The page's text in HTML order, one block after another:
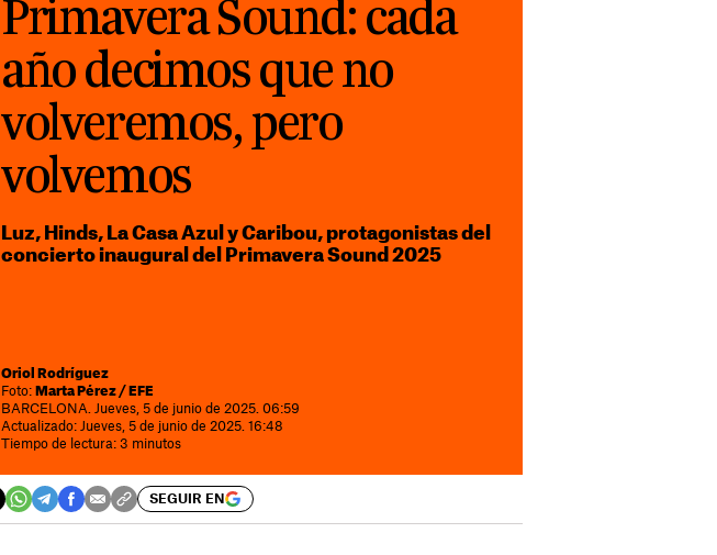
Primavera Sound: cada
año decimos que no
volveremos, pero
volvemos
Luz, Hinds, La Casa Azul y Caribou, protagonistas del
concierto inaugural del Primavera Sound 2025
Oriol Rodríguez
Foto: Marta Pérez / EFE
BARCELONA. Jueves, 5 de junio de 2025. 06:59
Actualizado: Jueves, 5 de junio de 2025. 16:48
Tiempo de lectura: 3 minutos
SEGUIR EN